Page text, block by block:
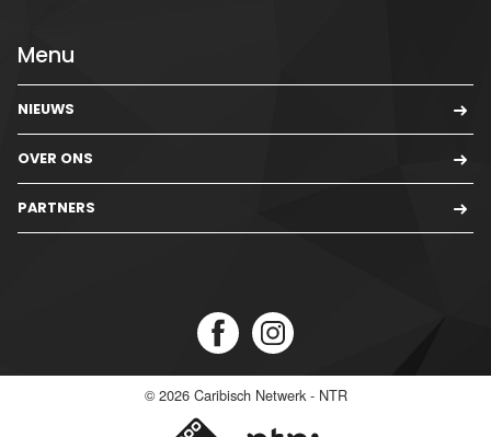
Menu
NIEUWS
OVER ONS
PARTNERS
© 2026 Caribisch Netwerk - NTR